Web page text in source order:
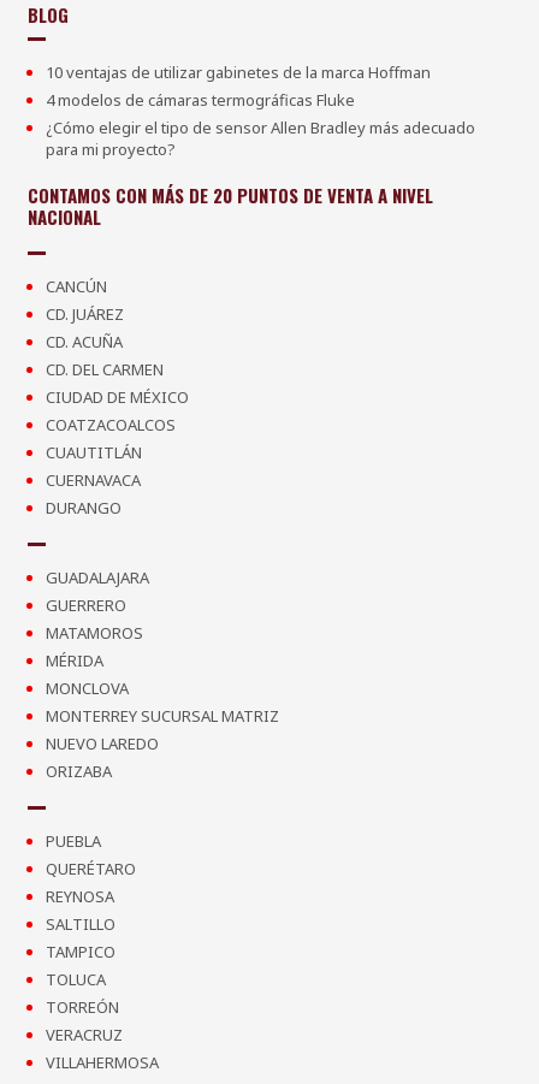
BLOG
10 ventajas de utilizar gabinetes de la marca Hoffman
4 modelos de cámaras termográficas Fluke
¿Cómo elegir el tipo de sensor Allen Bradley más adecuado
para mi proyecto?
CONTAMOS CON MÁS DE 20 PUNTOS DE VENTA A NIVEL
NACIONAL
CANCÚN
CD. JUÁREZ
CD. ACUÑA
CD. DEL CARMEN
CIUDAD DE MÉXICO
COATZACOALCOS
CUAUTITLÁN
CUERNAVACA
DURANGO
GUADALAJARA
GUERRERO
MATAMOROS
MÉRIDA
MONCLOVA
MONTERREY SUCURSAL MATRIZ
NUEVO LAREDO
ORIZABA
PUEBLA
QUERÉTARO
REYNOSA
SALTILLO
TAMPICO
TOLUCA
TORREÓN
VERACRUZ
VILLAHERMOSA